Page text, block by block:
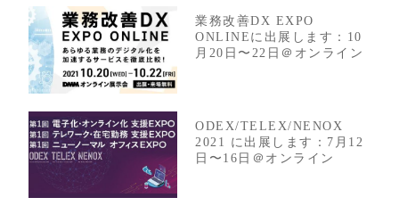
業務改善DX EXPO
ONLINEに出展します：10
月20日〜22日＠オンライン
ODEX/TELEX/NENOX
2021 に出展します：7月12
日〜16日＠オンライン